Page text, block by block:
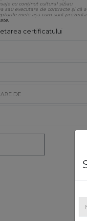
cu conținut cultural și/sau
sau executare de contracte și că
mele așa cum sunt
certificatului